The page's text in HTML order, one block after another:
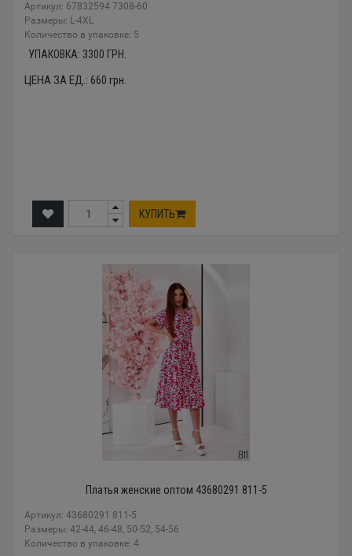
Артикул: 67832594 7308-60
Размеры: L-4XL
Количество в упаковке: 5
УПАКОВКА: 3300 ГРН.
ЦЕНА ЗА ЕД.: 660 грн.
КУПИТЬ
Платья женские оптом 43680291 811-5
Артикул: 43680291 811-5
Размеры: 42-44, 46-48, 50-52, 54-56
Количество в упаковке: 4